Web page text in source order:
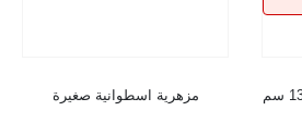
مزهرية اسطوانية صغيرة